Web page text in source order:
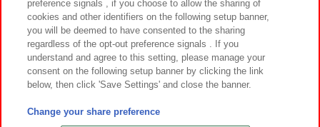
©Bandai Namco Amusement Inc.
©Bandai Namco Amusement Lab Inc.
preference signals , if you choose to allow the sharing of
cookies and other identifiers on the following setup banner,
you will be deemed to have consented to the sharing
regardless of the opt-out preference signals . If you
understand and agree to this setting, please manage your
consent on the following setup banner by clicking the link
below, then click 'Save Settings' and close the banner.
Change your share preference